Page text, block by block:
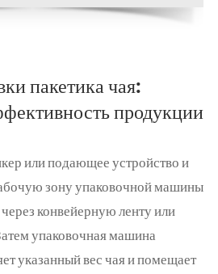
пакетика чая:
продукции
или подающее устройство и
зону упаковочной машины
конвейерную ленту или
упаковочная машина
указанный вес чая и помещает